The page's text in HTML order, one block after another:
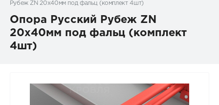
Рубеж ZN 20х40мм под фальц (комплект 4шт)
Опора Русский Рубеж ZN
20х40мм под фальц (комплект
4шт)